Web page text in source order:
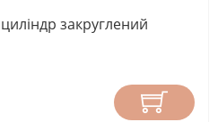
закруглений